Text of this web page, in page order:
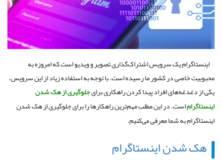
اینستاگرام یک سرویس اشتراک‌گذاری تصویر و ویدیو است که امروزه به
محبوبیت خاصی در کشور ما رسیده است. با توجه به استفاده زیاد از این سرویس،
یکی از دغدغه‌های افراد پیدا کردن راهکاری برایجلوگیری از هک شدن
اینستاگراماست. در این مطلب مهم‌ترین راهکارها را برای جلوگیری از هک شدن
اینستاگرام به شما معرفی می‌کنیم.
هک شدن اینستاگرام